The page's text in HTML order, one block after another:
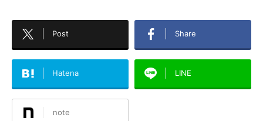
Post Share
Hatena LINE
note